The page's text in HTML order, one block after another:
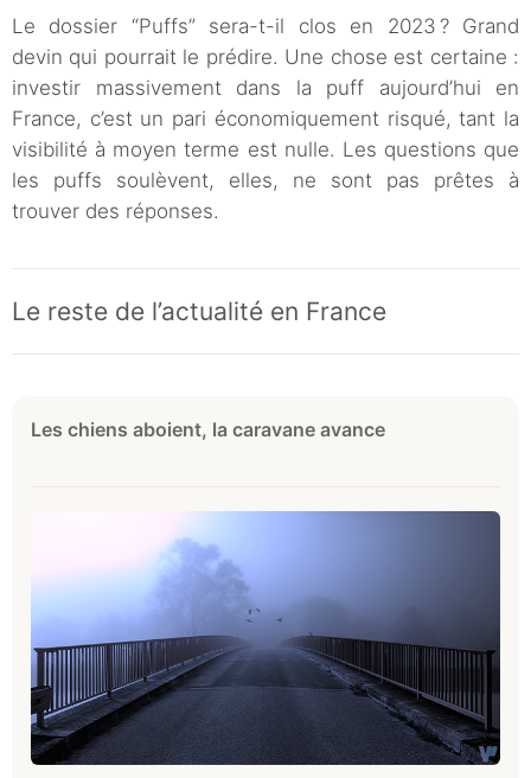
Le dossier “Puffs” sera-t-il clos en 2023 ? Grand
devin qui pourrait le prédire. Une chose est certaine :
investir massivement dans la puff aujourd’hui en
France, c’est un pari économiquement risqué, tant la
visibilité à moyen terme est nulle. Les questions que
les puffs soulèvent, elles, ne sont pas prêtes à
trouver des réponses.
Le reste de l’actualité en France
Les chiens aboient, la caravane avance